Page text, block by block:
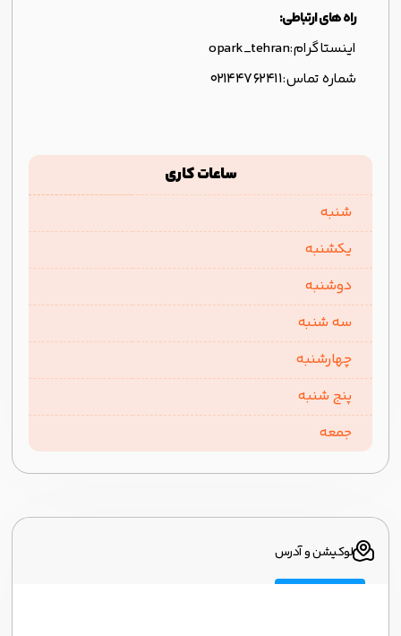
راه های ارتباطی:
اینستاگرام:opark_tehran
شماره تماس:۰۲۱۴۴۷۶۲۴۱۱
ساعات کاری
شنبه
یکشنبه
دوشنبه
سه شنبه
چهارشنبه
پنج شنبه
جمعه
لوکیشن و آدرس